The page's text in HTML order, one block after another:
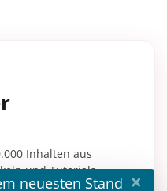
Inhalten aus
und Tutorials –
neuesten Stand ×